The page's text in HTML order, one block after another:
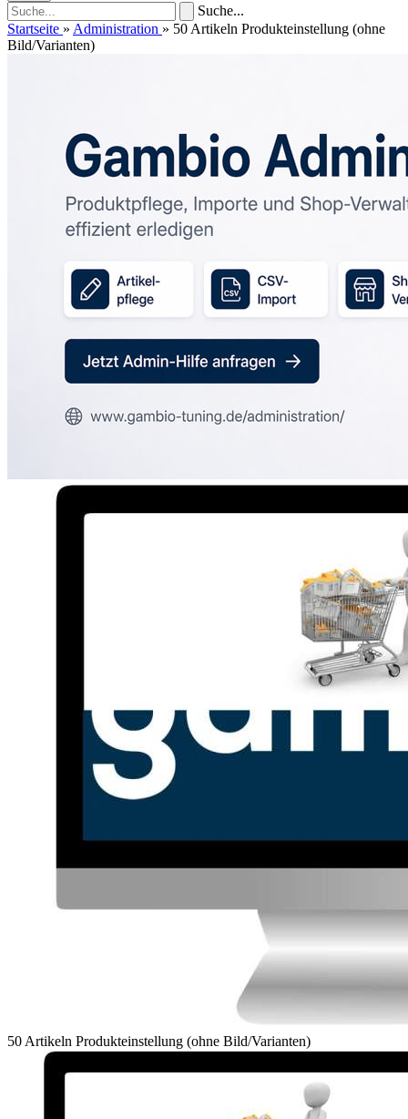
Suche...
Startseite » Administration » 50 Artikeln Produkteinstellung (ohne
Bild/Varianten)
50 Artikeln Produkteinstellung (ohne Bild/Varianten)